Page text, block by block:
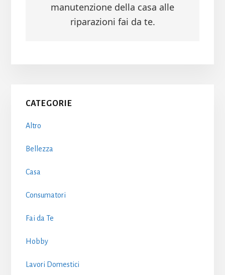
manutenzione della casa alle
riparazioni fai da te.
Primary
Sidebar
CATEGORIE
Altro
Bellezza
Casa
Consumatori
Fai da Te
Hobby
Lavori Domestici